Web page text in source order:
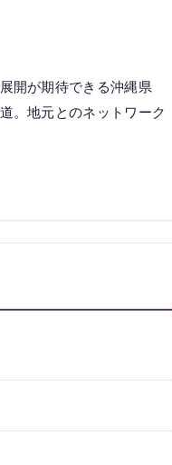
開が期待できる沖縄県
。地元とのネットワーク